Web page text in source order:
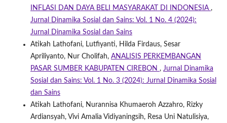
INFLASI DAN DAYA BELI MASYARAKAT DI INDONESIA ,
Jurnal Dinamika Sosial dan Sains: Vol. 1 No. 4 (2024):
Jurnal Dinamika Sosial dan Sains
Atikah Lathofani, Lutfiyanti, Hilda Firdaus, Sesar
Apriliyanto, Nur Cholifah, ANALISIS PERKEMBANGAN
PASAR SUMBER KABUPATEN CIREBON , Jurnal Dinamika
Sosial dan Sains: Vol. 1 No. 3 (2024): Jurnal Dinamika Sosial
dan Sains
Atikah Lathofani, Nurannisa Khumaeroh Azzahro, Rizky
Ardiansyah, Vivi Amalia Vidiyaningsih, Resa Uni Natulisiya,